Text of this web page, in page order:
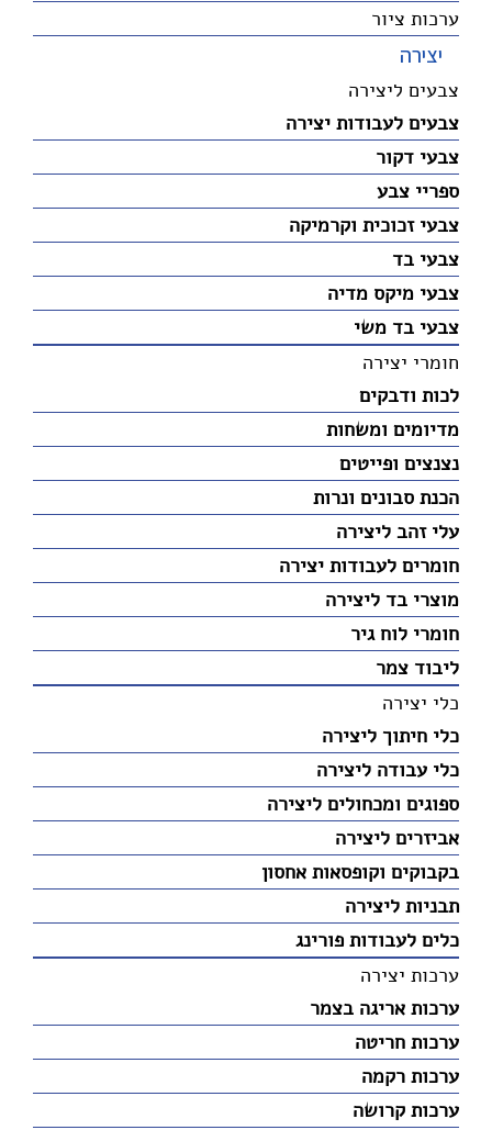
ערכות ציור
יצירה
צבעים ליצירה
צבעים לעבודות יצירה
צבעי דקור
ספריי צבע
צבעי זכוכית וקרמיקה
צבעי בד
צבעי מיקס מדיה
צבעי בד משי
חומרי יצירה
לכות ודבקים
מדיומים ומשחות
נצנצים ופייטים
הכנת סבונים ונרות
עלי זהב ליצירה
חומרים לעבודות יצירה
מוצרי בד ליצירה
חומרי לוח גיר
ליבוד צמר
כלי יצירה
כלי חיתוך ליצירה
כלי עבודה ליצירה
ספוגים ומכחולים ליצירה
אביזרים ליצירה
בקבוקים וקופסאות אחסון
תבניות ליצירה
כלים לעבודות פורינג
ערכות יצירה
ערכות אריגה בצמר
ערכות חריטה
ערכות רקמה
ערכות קרושה